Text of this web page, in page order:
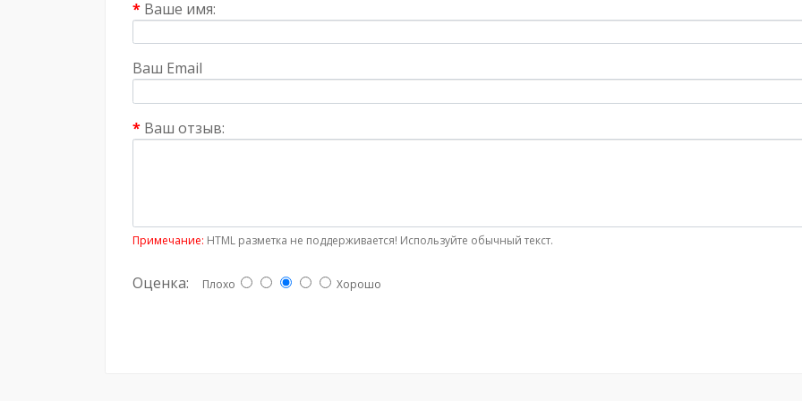
Ваше имя:
Ваш Email
Ваш отзыв:
Примечание: HTML разметка не поддерживается! Используйте обычный текст.
Оценка: Плохо Хорошо